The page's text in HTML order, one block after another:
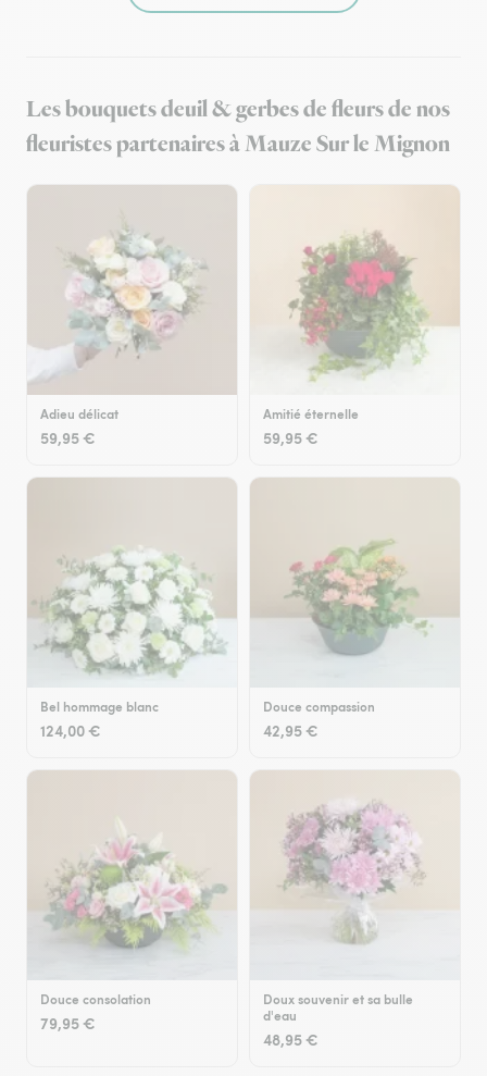
Les bouquets deuil & gerbes de fleurs de nos
fleuristes partenaires à Mauze Sur le Mignon
Adieu délicat
59,95 €
Amitié éternelle
59,95 €
Bel hommage blanc
124,00 €
Douce compassion
42,95 €
Douce consolation
79,95 €
Doux souvenir et sa bulle
d'eau
48,95 €